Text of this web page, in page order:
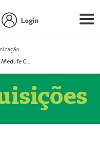
Login
Prestador Medlife Consultas e Diagnósticos (51004334-2)